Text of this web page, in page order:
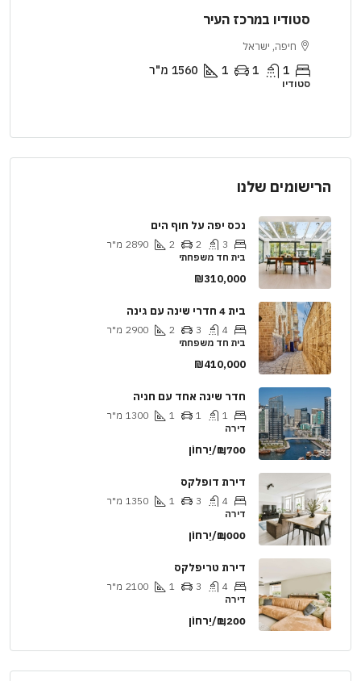
סטודיו במרכז העיר
חיפה, ישראל
1
1
1
1560 מ"ר
סטודיו
הרישומים שלנו
נכס יפה על חוף הים
3
2
2
2890 מ"ר
בית חד משפחתי
₪310,000
בית 4 חדרי שינה עם גינה
4
3
2
2900 מ"ר
בית חד משפחתי
₪410,000
חדר שינה אחד עם חניה
1
1
1
1300 מ"ר
דירה
₪1,700/יַרחוֹן
דירת דופלקס
4
3
1
1350 מ"ר
דירה
₪1,000/יַרחוֹן
דירת טריפלקס
4
3
1
2100 מ"ר
דירה
₪1,200/יַרחוֹן